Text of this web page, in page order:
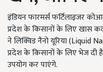
इंडियन फारमर्स फर्टिलाइजर
प्रदेश के किसानों के लिए खास
ने लिक्विड नैनो यूरिया (Liquid
प्रदेश के किसानों के लिए भेज दी
उपयोग कर पाएंगे.